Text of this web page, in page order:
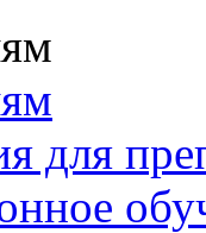
для